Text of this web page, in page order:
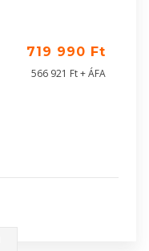
719 990 Ft
566 921 Ft + ÁFA